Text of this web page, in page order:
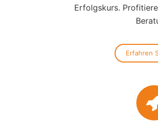
Erfolgskurs.
Erfahren